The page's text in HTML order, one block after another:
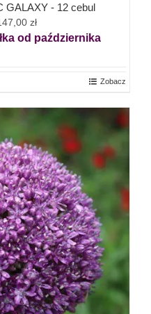
GALAXY - 12 cebul
złAktualna
cena
od października
Zobacz